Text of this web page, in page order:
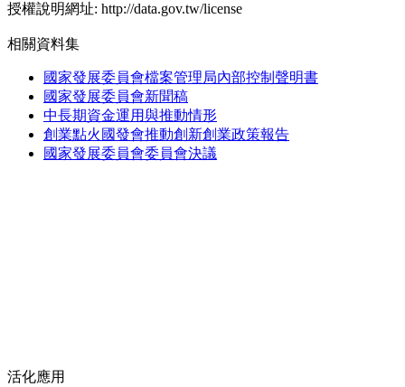
授權說明網址: http://data.gov.tw/license
相關資料集
國家發展委員會檔案管理局內部控制聲明書
國家發展委員會新聞稿
中長期資金運用與推動情形
創業點火國發會推動創新創業政策報告
國家發展委員會委員會決議
活化應用